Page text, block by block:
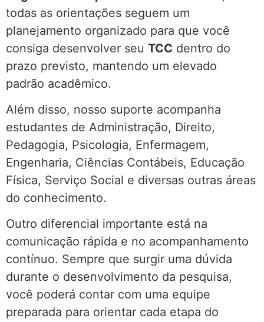
todas as orientações seguem um
planejamento organizado para que você
consiga desenvolver seu TCC dentro do
prazo previsto, mantendo um elevado
padrão acadêmico.
Além disso, nosso suporte acompanha
estudantes de Administração, Direito,
Pedagogia, Psicologia, Enfermagem,
Engenharia, Ciências Contábeis, Educação
Física, Serviço Social e diversas outras áreas
do conhecimento.
Outro diferencial importante está na
comunicação rápida e no acompanhamento
contínuo. Sempre que surgir uma dúvida
durante o desenvolvimento da pesquisa,
você poderá contar com uma equipe
preparada para orientar cada etapa do